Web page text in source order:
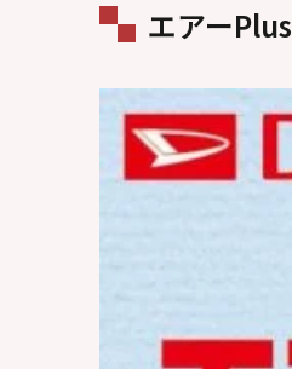
エアーPlus